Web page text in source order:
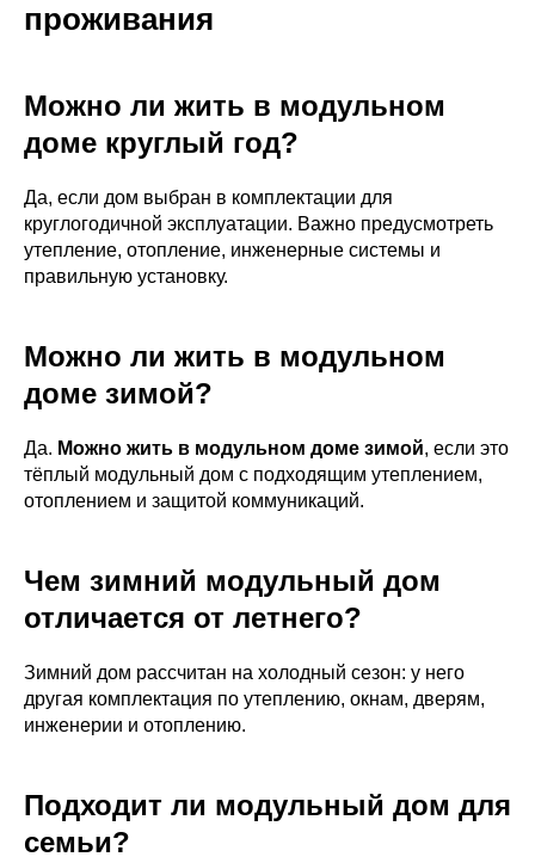
проживания
Можно ли жить в модульном
доме круглый год?
Да, если дом выбран в комплектации для
круглогодичной эксплуатации. Важно предусмотреть
утепление, отопление, инженерные системы и
правильную установку.
Можно ли жить в модульном
доме зимой?
Да. Можно жить в модульном доме зимой, если это
тёплый модульный дом с подходящим утеплением,
отоплением и защитой коммуникаций.
Чем зимний модульный дом
отличается от летнего?
Зимний дом рассчитан на холодный сезон: у него
другая комплектация по утеплению, окнам, дверям,
инженерии и отоплению.
Подходит ли модульный дом для
семьи?